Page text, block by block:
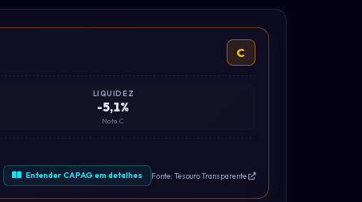
C
LIQUIDEZ
-5,1%
Nota C
Entender CAPAG em detalhes Fonte: Tesouro Transparente